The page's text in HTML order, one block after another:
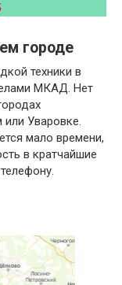
городе
техники в
МКАД. Нет
Уваровке.
мало времени,
в кратчайшие